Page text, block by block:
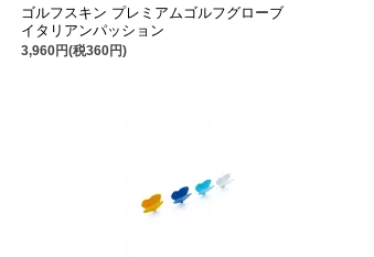
ゴルフスキン プレミアムゴルフグローブ
イタリアンパッション
3,960円(税360円)